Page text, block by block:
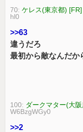
70:ケレス(東京都) [FR]
hl0
>>63
違うだろ
最初から敵なんだか
100: ダークマター(大
W6BzgWGy0
>>2